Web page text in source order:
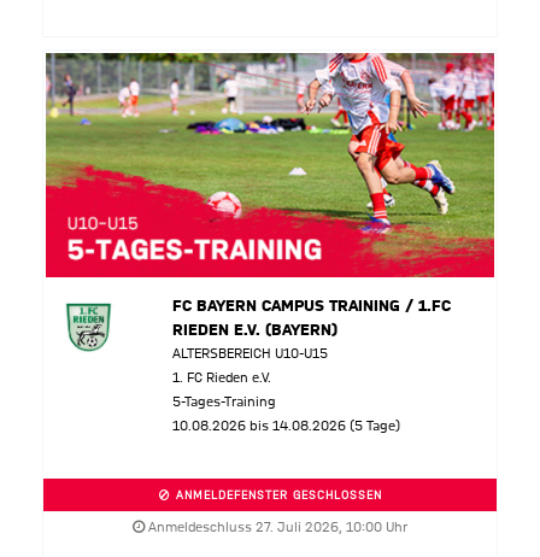
FC BAYERN CAMPUS TRAINING / 1.FC
RIEDEN E.V. (BAYERN)
ALTERSBEREICH U10-U15
1. FC Rieden e.V.
5-Tages-Training
10.08.2026 bis 14.08.2026 (5 Tage)
ANMELDEFENSTER GESCHLOSSEN
Anmeldeschluss 27. Juli 2026, 10:00 Uhr